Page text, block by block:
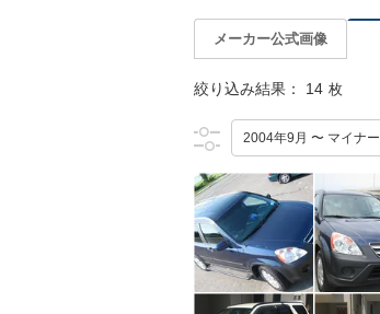
メーカー公式画像
絞り込み結果： 14 枚